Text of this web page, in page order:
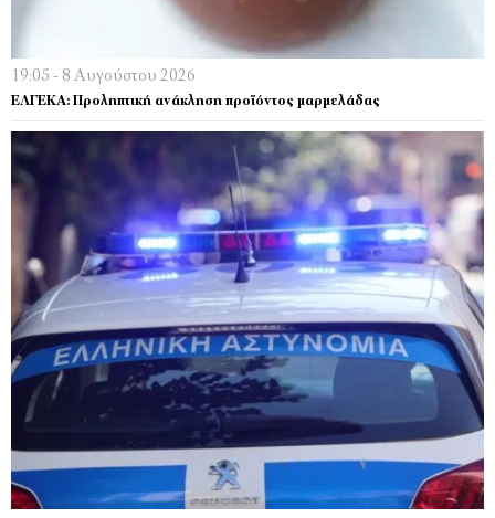
19:05 - 8 Αυγούστου 2026
ΕΛΓΕΚΑ: Προληπτική ανάκληση προϊόντος μαρμελάδας